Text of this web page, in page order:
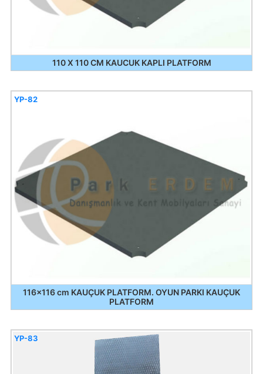
110 X 110 CM KAUCUK KAPLI PLATFORM
116x116 cm KAUÇUK PLATFORM. OYUN PARKI KAUÇUK
PLATFORM
YP-82
YP-83